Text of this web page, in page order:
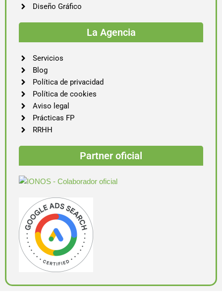
Diseño Gráfico
La Agencia
Servicios
Blog
Política de privacidad
Política de cookies
Aviso legal
Prácticas FP
RRHH
Partner oficial